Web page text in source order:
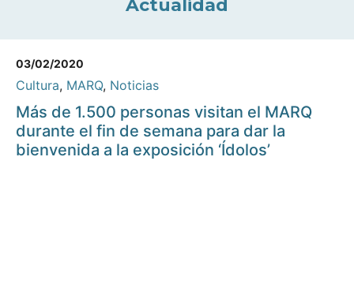
Actualidad
03/02/2020
Cultura, MARQ, Noticias
Más de 1.500 personas visitan el MARQ
durante el fin de semana para dar la
bienvenida a la exposición ‘Ídolos’